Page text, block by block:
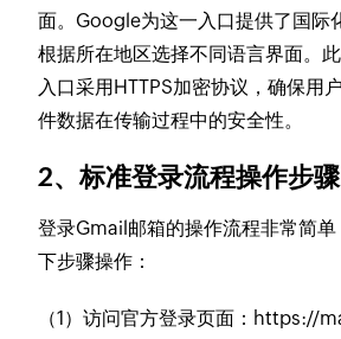
面。Google为这一入口提供了国际
根据所在地区选择不同语言界面。
入口采用HTTPS加密协议，确保用
件数据在传输过程中的安全性。
2、标准登录流程操作步骤
登录Gmail邮箱的操作流程非常简
下步骤操作：
（1）访问官方登录页面：https://